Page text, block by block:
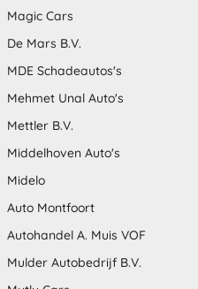
Magic Cars
De Mars B.V.
MDE Schadeautos's
Mehmet Unal Auto's
Mettler B.V.
Middelhoven Auto's
Midelo
Auto Montfoort
Autohandel A. Muis VOF
Mulder Autobedrijf B.V.